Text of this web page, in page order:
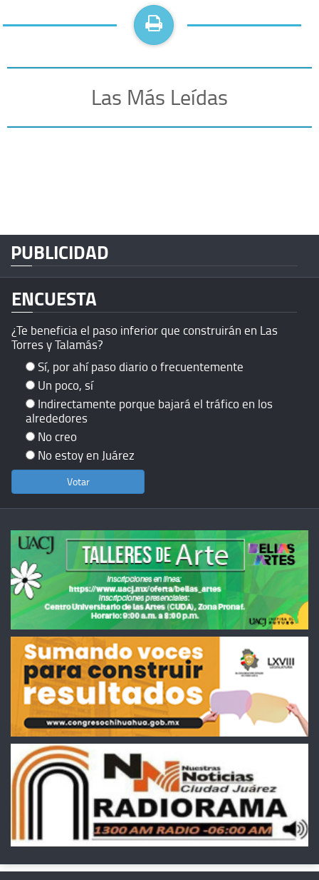
Las Más Leídas
PUBLICIDAD
ENCUESTA
¿Te beneficia el paso inferior que construirán en Las
Torres y Talamás?
Sí, por ahí paso diario o frecuentemente
Un poco, sí
Indirectamente porque bajará el tráfico en los
alrededores
No creo
No estoy en Juárez